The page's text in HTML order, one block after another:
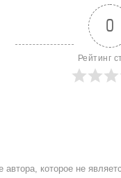
0
Рейтинг
автора, которое не